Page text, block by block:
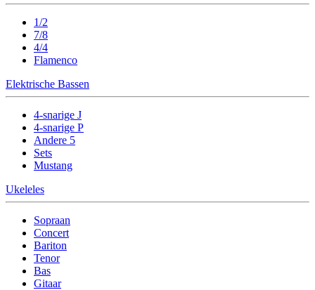
1/2
7/8
4/4
Flamenco
Elektrische Bassen
4-snarige J
4-snarige P
Andere 5
Sets
Mustang
Ukeleles
Sopraan
Concert
Bariton
Tenor
Bas
Gitaar